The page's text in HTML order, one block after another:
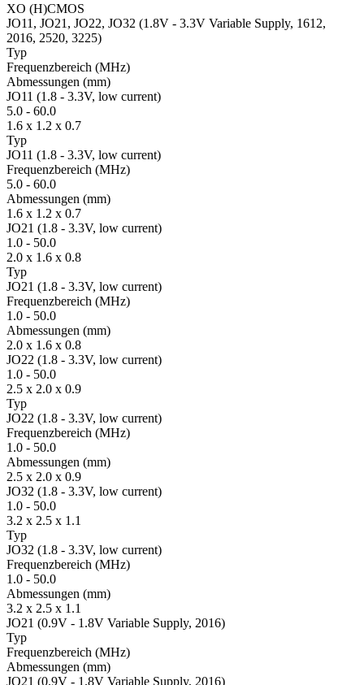
XO (H)CMOS
JO11, JO21, JO22, JO32 (1.8V - 3.3V Variable Supply, 1612,
2016, 2520, 3225)
Typ
Fre­quenz­bereich (MHz)
Ab­mes­sungen (mm)
JO11 (1.8 - 3.3V, low current)
5.0 - 60.0
1.6 x 1.2 x 0.7
Typ
JO11 (1.8 - 3.3V, low current)
Fre­quenz­bereich (MHz)
5.0 - 60.0
Ab­mes­sungen (mm)
1.6 x 1.2 x 0.7
JO21 (1.8 - 3.3V, low current)
1.0 - 50.0
2.0 x 1.6 x 0.8
Typ
JO21 (1.8 - 3.3V, low current)
Fre­quenz­bereich (MHz)
1.0 - 50.0
Ab­mes­sungen (mm)
2.0 x 1.6 x 0.8
JO22 (1.8 - 3.3V, low current)
1.0 - 50.0
2.5 x 2.0 x 0.9
Typ
JO22 (1.8 - 3.3V, low current)
Fre­quenz­bereich (MHz)
1.0 - 50.0
Ab­mes­sungen (mm)
2.5 x 2.0 x 0.9
JO32 (1.8 - 3.3V, low current)
1.0 - 50.0
3.2 x 2.5 x 1.1
Typ
JO32 (1.8 - 3.3V, low current)
Fre­quenz­bereich (MHz)
1.0 - 50.0
Ab­mes­sungen (mm)
3.2 x 2.5 x 1.1
JO21 (0.9V - 1.8V Variable Supply, 2016)
Typ
Fre­quenz­bereich (MHz)
Ab­mes­sungen (mm)
JO21 (0.9V - 1.8V Variable Supply, 2016)